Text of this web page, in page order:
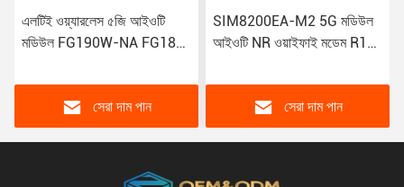
এলটিই ওয়্যারলেস ৫জি আইওটি
মডিউল FG190W-NA FG180-
জিএসএম জিপিআর মডিউল
সেরা দাম পান
SIM8200EA-M2 5G মডিউল
আইওটি NR ওয়াইফাই মডেম R15
ওয়্যারলেস মডিউল Sim8300G
সেরা দাম পান